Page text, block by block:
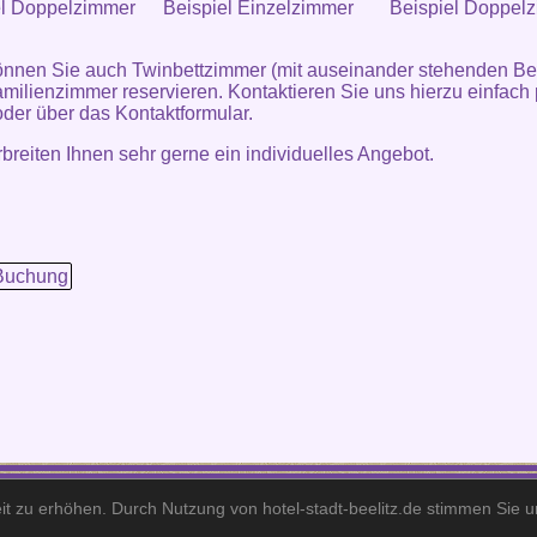
zu erhöhen. Durch Nutzung von hotel-stadt-beelitz.de stimmen Sie
Doppelzimmer Beispiel Einzelzimmer Beispiel
Sie auch Twinbettzimmer (mit auseinander stehenden
reservieren. Kontaktieren Sie uns hierzu einfach
über das Kontaktformular.
Ihnen sehr gerne ein individuelles Angebot.
Telefon: +49 (0)33204 - 4770 · Fax: +49 (0)33204 - 47711 · E-Mail: info@hotel-stadt-beelitz.de